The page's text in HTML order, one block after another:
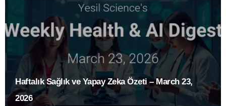
Haftalık Sağlık ve Yapay Zeka Özeti – March 23,
2026